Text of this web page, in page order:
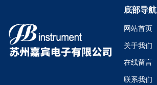
底部导航
网站首页
关于我们
在线留言
联系我们